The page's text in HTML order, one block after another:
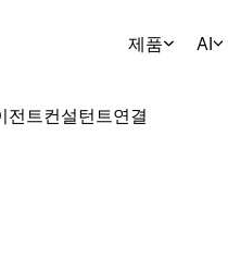
제품 AI
전트컨설턴트연결